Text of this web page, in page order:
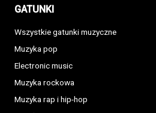
GATUNKI
Wszystkie gatunki muzyczne
Muzyka pop
Electronic music
Muzyka rockowa
Muzyka rap i hip-hop